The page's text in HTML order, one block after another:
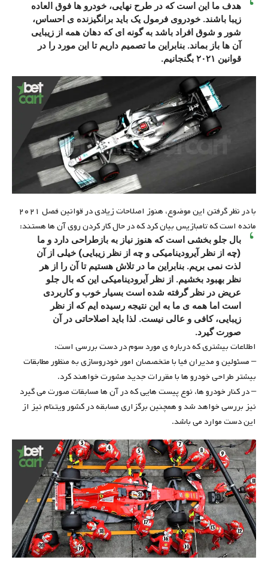
هدف ما این است که در طرح نهایی، خودرو ها فوق العاده
زیبا باشند. خودروی فرمول یک باید برانگیزنده ی احساس،
شور و شوق افراد باشد به گونه ای که دهان همه از زیبایی
آن ها باز بماند. بنابراین ما تصمیم داریم تا این مورد را در
قوانین ۲۰۲۱ بگنجانیم.
با در نظر گرفتن این موضوع، هنوز اصلاحات زیادی در قوانین فصل ۲۰۲۱
مانده است که تامبازیس بیان کرد که در حال کار کردن روی آن ها هستند:
بال جلو بخشی است که هنوز نیاز به بازطراحی دارد و ما
(چه از نظر آیرودینامیکی و چه از نظر زیبایی) خیلی از آن
لذت نمی بریم. بنابراین ما در تلاش هستیم تا آن را از هر
نظر بهبود بخشیم. از نظر آیرودینامیکی این که بال جلو
عریض در نظر گرفته شده است بسیار خوب و کاربردی
است اما همه ی ما به این نتیجه رسیده ایم که از نظر
زیبایی، کافی و عالی نیست. لذا باید اصلاحاتی در آن
صورت گیرد.
اطلاعات بیشتری که درباره ی مورد سوم در دست بررسی است:
– مسئولین و مدیران فیا با متخصصان امور خودروسازی به منظور مطابقات
بیشتر طراحی خودرو ها با مقررات جدید مشورت خواهند کرد.
– در کنار خودرو ها، نوع پیست هایی که در آن ها مسابقات صورت می گیرد
نیز بررسی خواهد شد و همچنین برگزاری مسابقه در کشور ویتنام نیز از
این دست موارد می باشد.